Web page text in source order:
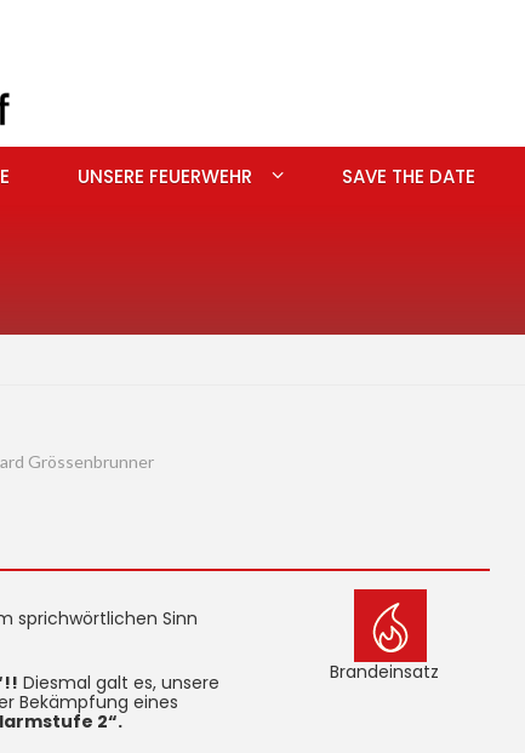
UNSERE FEUERWEHR SAVE THE DATE
Grössenbrunner
sprichwörtlichen Sinn
Diesmal galt es, unsere
Bekämpfung eines
2“.
Brandeinsatz